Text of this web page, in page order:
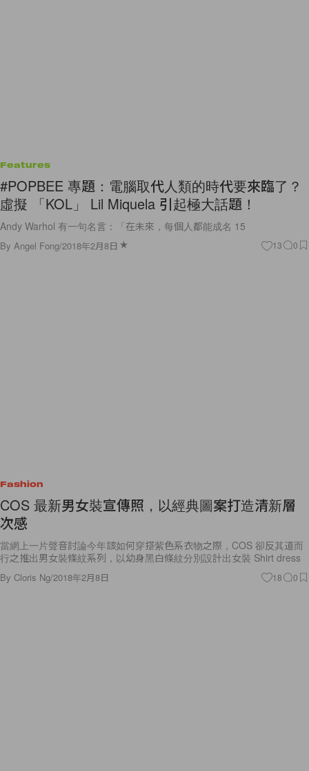
Features
#POPBEE 專題：電腦取代人類的時代要來臨了？
虛擬 「KOL」 Lil Miquela 引起極大話題！
Andy Warhol 有一句名言：「在未來，每個人都能成名 15
By Angel Fong/2018年2月8日 13 0
Fashion
COS 最新男女裝宣傳照，以經典圖案打造清新層
次感
當網上一片聲音討論今年該如何穿搭紫色系衣物之際，COS 卻反其道而
行之推出男女裝條紋系列，以幼身黑白條紋分別設計出女裝 Shirt dress
By Cloris Ng/2018年2月8日 18 0